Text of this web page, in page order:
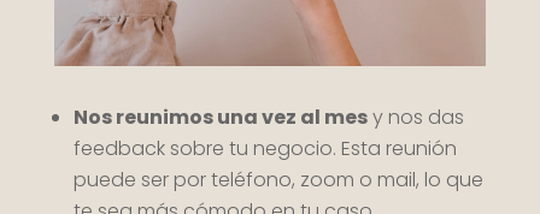
Nos reunimos una vez al mesy nos das
feedback sobre tu negocio. Esta reunión
puede ser por teléfono, zoom o mail, lo que